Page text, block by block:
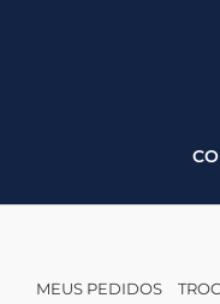
MEUS PEDIDOS